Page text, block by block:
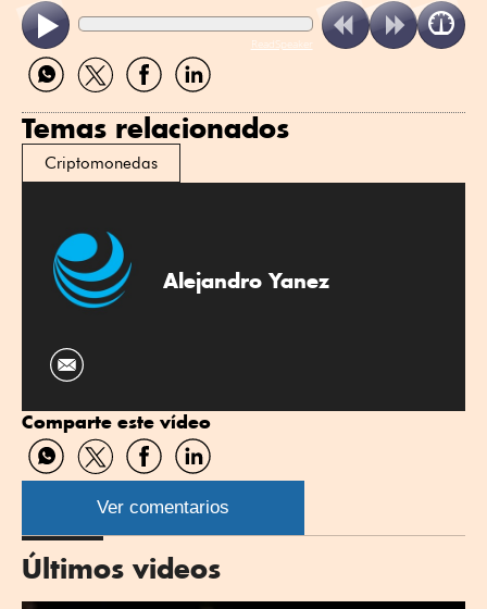
ReadSpeaker
Compartir
por
Compartir
por
Compartir
por
Compartir
por
Temas relacionados
Criptomonedas
Alejandro Yanez
Comparte este vídeo
Compartir
por
WhatsApp
Compartir
por
Twitter
Compartir
por
Facebook
Compartir
por
Linkedin
Ver comentarios
Últimos videos